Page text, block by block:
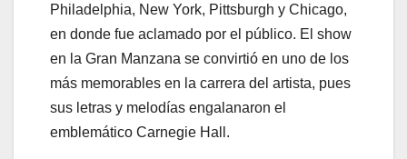
Philadelphia, New York, Pittsburgh y Chicago,
en donde fue aclamado por el público. El show
en la Gran Manzana se convirtió en uno de los
más memorables en la carrera del artista, pues
sus letras y melodías engalanaron el
emblemático Carnegie Hall.